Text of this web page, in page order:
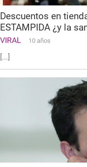
Descuentos en
ESTAMPIDA ¿y la
VIRAL 10 años
[...]